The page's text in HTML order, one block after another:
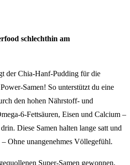
schlechthin am
der Chia-Hanf-Pudding für die
Samen! So unterstützt du eine
den hohen Nährstoff- und
6-Fettsäuren, Eisen und Calcium –
Diese Samen halten lange satt und
Ohne unangenehmes Völlegefühl.
Super-Samen gewonnen.